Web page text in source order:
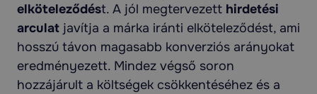
elköteleződést. A jól megtervezett hirdetési
arculat javítja a márka iránti elköteleződést, ami
hosszú távon magasabb konverziós arányokat
eredményezett. Mindez végső soron
hozzájárult a költségek csökkentéséhez és a